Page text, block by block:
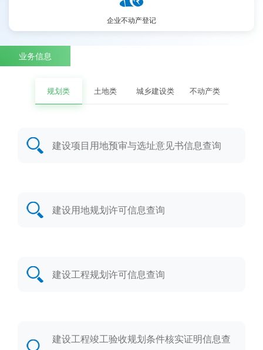
企业不动产登记
业务信息
规划类 土地类 城乡建设类 不动产类
建设项目用地预审与选址意见书信息查询
建设用地规划许可信息查询
建设工程规划许可信息查询
建设工程竣工验收规划条件核实证明信息查